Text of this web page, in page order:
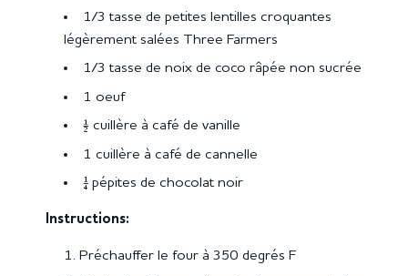
1/3 tasse de petites lentilles croquantes
légèrement salées Three Farmers
1/3 tasse de noix de coco râpée non sucrée
1 oeuf
½ cuillère à café de vanille
1 cuillère à café de cannelle
¼ pépites de chocolat noir
Instructions:
Préchauffer le four à 350 degrés F